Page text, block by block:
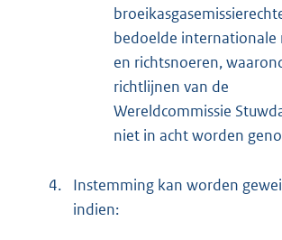
bedoelde internationale
en richtsnoeren,
richtlijnen van de
Wereldcommissie
niet in acht worden
4.
Instemming kan worden
indien: